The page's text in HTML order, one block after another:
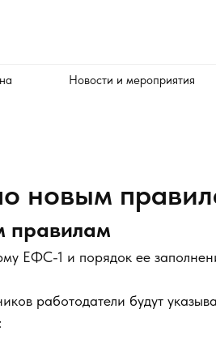
Новости и мероприятия
новым
правилам
ЕФС-1 и порядок ее
работодатели будут